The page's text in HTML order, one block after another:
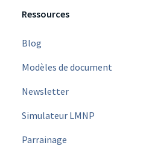
Ressources
Blog
Modèles de document
Newsletter
Simulateur LMNP
Parrainage